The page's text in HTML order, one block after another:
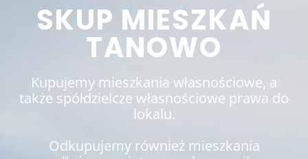
SKUP MIESZKAŃ
TANOWO
Kupujemy mieszkania własnościowe, a
także spółdzielcze własnościowe prawa do
lokalu.
Odkupujemy również mieszkania